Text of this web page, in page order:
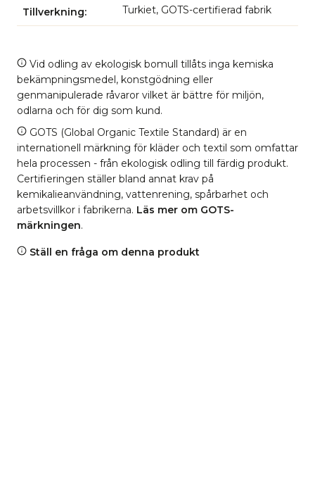
Tillverkning Turkiet, GOTS-certifierad fabrik
Vid odling av ekologisk bomull tillåts inga kemiska
bekämpningsmedel, konstgödning eller
genmanipulerade råvaror vilket är bättre för miljön,
odlarna och för dig som kund.
GOTS (Global Organic Textile Standard) är en
internationell märkning för kläder och textil som omfattar
hela processen - från ekologisk odling till färdig produkt.
Certifieringen ställer bland annat krav på
kemikalieanvändning, vattenrening, spårbarhet och
arbetsvillkor i fabrikerna. Läs mer om GOTS-
märkningen.
Ställ en fråga om denna produkt